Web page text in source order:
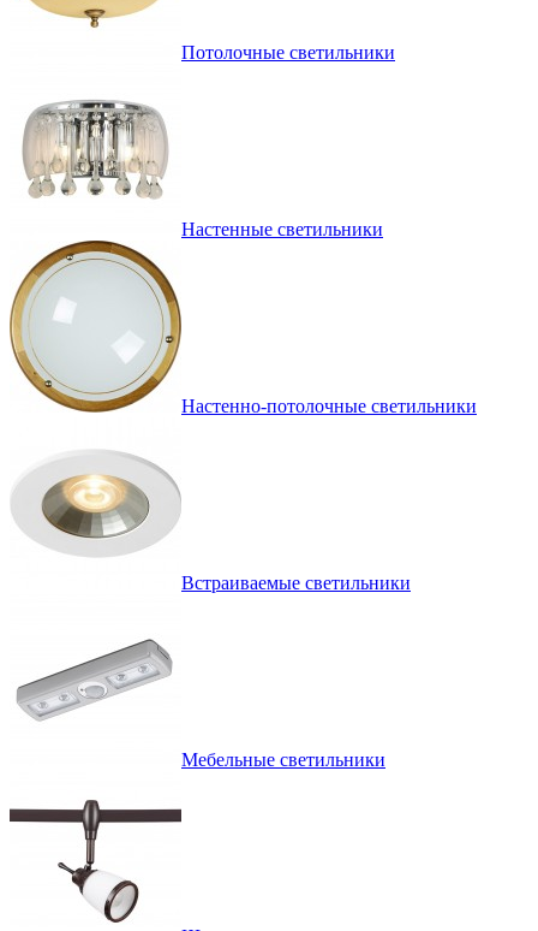
Потолочные светильники
Настенные светильники
Настенно-потолочные светильники
Встраиваемые светильники
Мебельные светильники